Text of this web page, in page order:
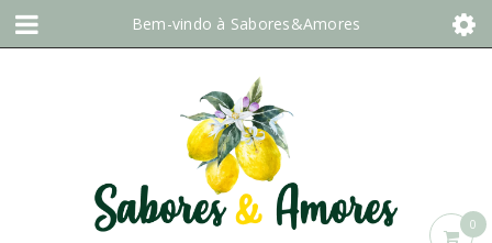
Bem-vindo à Sabores&Amores
0